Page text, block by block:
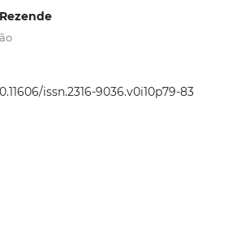
issn.2316-9036.v0i10p79-83